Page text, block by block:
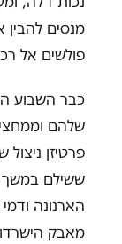
מנסים
פולשים אל
כבר השבוע
שלהם
ששילם במשך
הארנונה
מאבק